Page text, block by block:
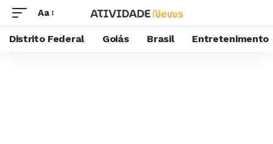
Aa
Distrito Federal Goiás Brasil Entretenimento